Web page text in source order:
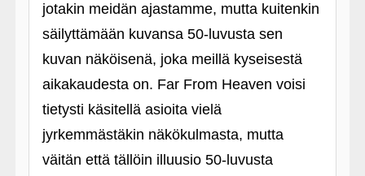
jotakin meidän ajastamme, mutta kuitenkin
säilyttämään kuvansa 50-luvusta sen
kuvan näköisenä, joka meillä kyseisestä
aikakaudesta on. Far From Heaven voisi
tietysti käsitellä asioita vielä
jyrkemmästäkin näkökulmasta, mutta
väitän että tällöin illuusio 50-luvusta